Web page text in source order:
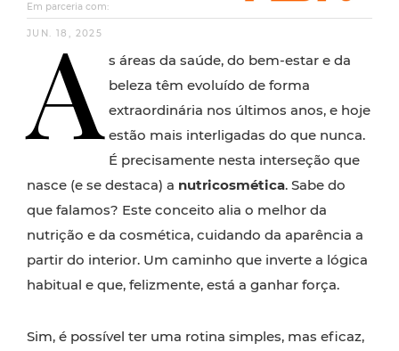
Em parceria com:
JUN. 18, 2025
A s áreas da saúde, do bem-estar e da
beleza têm evoluído de forma
extraordinária nos últimos anos, e hoje
estão mais interligadas do que nunca.
É precisamente nesta interseção que
nasce (e se destaca) a nutricosmética. Sabe do
que falamos? Este conceito alia o melhor da
nutrição e da cosmética, cuidando da aparência a
partir do interior. Um caminho que inverte a lógica
habitual e que, felizmente, está a ganhar força.
Sim, é possível ter uma rotina simples, mas eficaz,